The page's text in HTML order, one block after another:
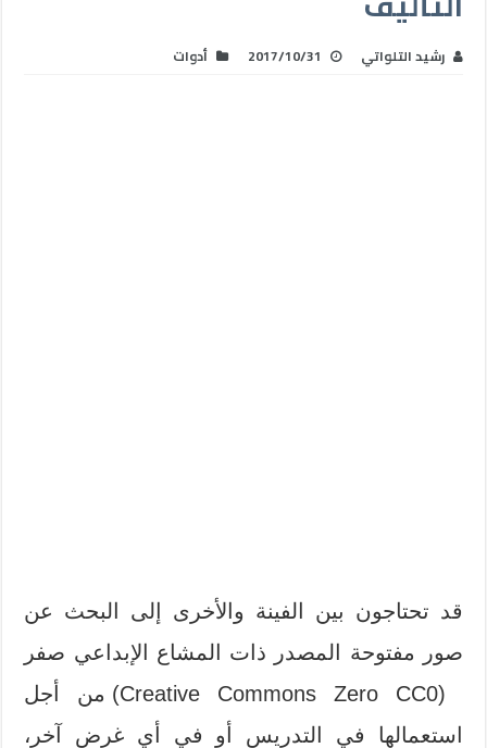
رشيد التلواتي 2017/10/31 أدوات
قد تحتاجون بين الفينة والأخرى إلى البحث عن
صور مفتوحة المصدر ذات المشاع الإبداعي صفر
(Creative Commons Zero CC0) من أجل
استعمالها في التدريس أو في أي غرض آخر،